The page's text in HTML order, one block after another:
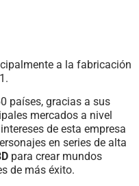
a la fabricación
países, gracias a sus
mercados a nivel
de esta empresa
en series de alta
para crear mundos
de más éxito.